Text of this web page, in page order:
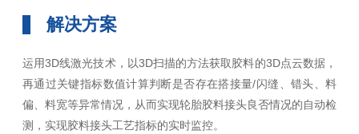
解决方案
运用3D线激光技术，以3D扫描的方法获取胶料的3D点云数据，
再通过关键指标数值计算判断是否存在搭接量/闪缝、错头、料
偏、料宽等异常情况，从而实现轮胎胶料接头良否情况的自动检
测，实现胶料接头工艺指标的实时监控。